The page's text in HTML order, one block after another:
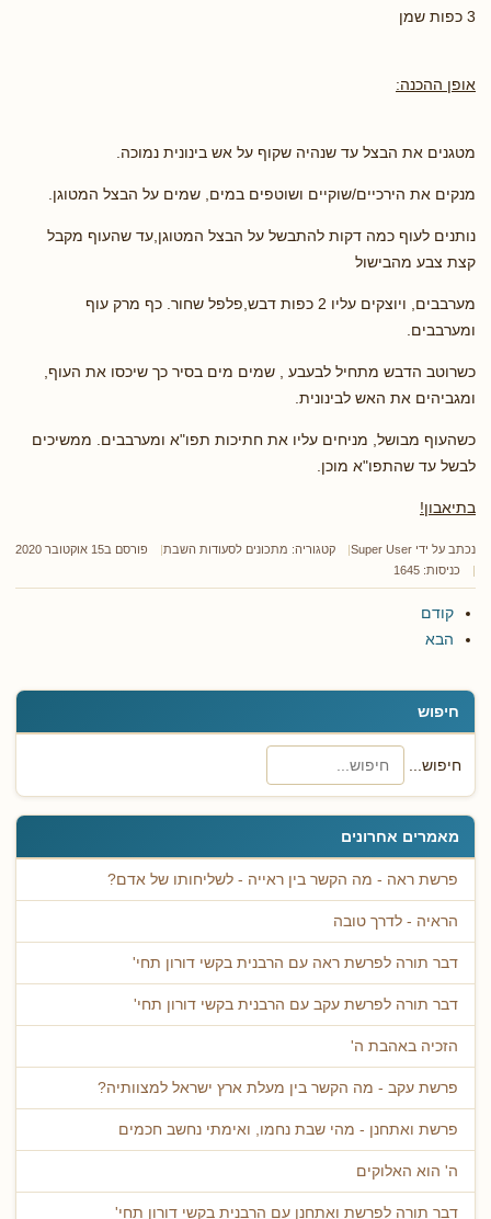
חיפוש
חיפוש...
מאמרים אחרונים
פרשת ראה - מה הקשר בין ראייה - לשליחותו של אדם?
הראיה - לדרך טובה
דבר תורה לפרשת ראה עם הרבנית בקשי דורון תחי'
דבר תורה לפרשת עקב עם הרבנית בקשי דורון תחי'
הזכיה באהבת ה'
פרשת עקב - מה הקשר בין מעלת ארץ ישראל למצוותיה?
פרשת ואתחנן - מהי שבת נחמו, ואימתי נחשב חכמים
ה' הוא האלוקים
דבר תורה לפרשת ואתחנן עם הרבנית בקשי דורון תחי'
3 כפות שמן
אופן ההכנה:
מטגנים את הבצל עד שנהיה שקוף על אש בינונית נמוכה.
מנקים את הירכיים/שוקיים ושוטפים במים, שמים על הבצל המטוגן.
נותנים לעוף כמה דקות להתבשל על הבצל המטוגן,עד שהעוף מקבל
קצת צבע מהבישול
מערבבים, ויוצקים עליו 2 כפות דבש,פלפל שחור. כף מרק עוף
ומערבבים.
כשרוטב הדבש מתחיל לבעבע , שמים מים בסיר כך שיכסו את העוף,
ומגביהים את האש לבינונית.
כשהעוף מבושל, מניחים עליו את חתיכות תפו"א ומערבבים. ממשיכים
לבשל עד שהתפו"א מוכן.
בתיאבון!
נכתב על ידי Super User קטגוריה: מתכונים לסעודות השבת
פורסם ב15 אוקטובר 2020
כניסות: 1645
קודם
הבא